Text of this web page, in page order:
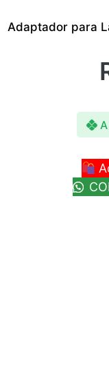
Adaptador para